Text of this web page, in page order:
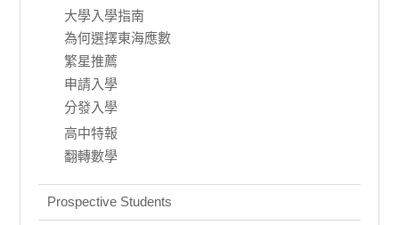
大學入學指南
為何選擇東海應數
繁星推薦
申請入學
分發入學
高中特報
翻轉數學
Prospective Students